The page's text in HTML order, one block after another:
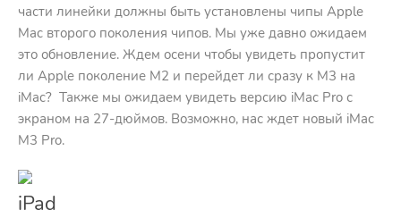
части линейки должны быть установлены чипы Apple
Mac второго поколения чипов. Мы уже давно ожидаем
это обновление. Ждем осени чтобы увидеть пропустит
ли Apple поколение M2 и перейдет ли сразу к M3 на
iMac? Также мы ожидаем увидеть версию iMac Pro с
экраном на 27-дюймов. Возможно, нас ждет новый iMac
M3 Pro.
iPad